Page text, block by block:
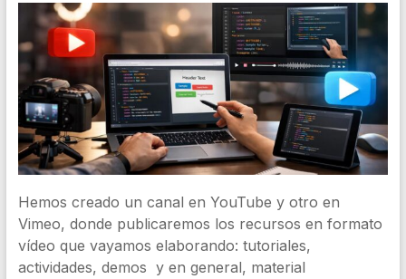
Hemos creado un canal en YouTube y otro en
Vimeo, donde publicaremos los recursos en formato
vídeo que vayamos elaborando: tutoriales,
actividades, demos y en general, material